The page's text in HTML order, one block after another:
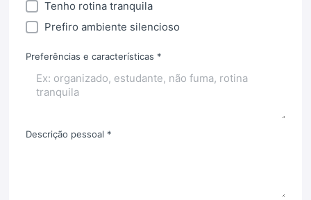
Tenho rotina tranquila
Prefiro ambiente silencioso
Preferências e características *
Descrição pessoal *